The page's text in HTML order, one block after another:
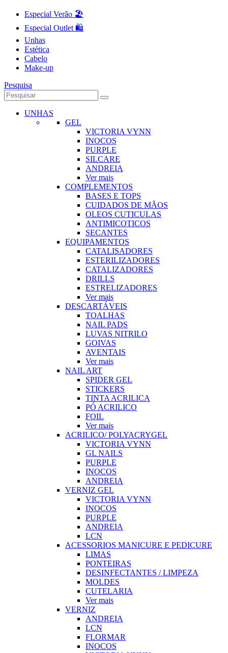
Especial Verão 🏖️
Especial Outlet 🛍️
Unhas
Estética
Cabelo
Make-up
Pesquisa
UNHAS
GEL
VICTORIA VYNN
INOCOS
PURPLE
SILCARE
ANDREIA
Ver mais
COMPLEMENTOS
BASES E TOPS
CUIDADOS DE MÃOS
OLEOS CUTICULAS
ANTIMICOTICOS
SECANTES
EQUIPAMENTOS
CATALISADORES
ESTERILIZADORES
CATALIZADORES
DRILLS
ESTRELIZADORES
Ver mais
DESCARTÁVEIS
TOALHAS
NAIL PADS
LUVAS NITRILO
GOIVAS
AVENTAIS
Ver mais
NAIL ART
SPIDER GEL
STICKERS
TINTA ACRILICA
PÓ ACRILICO
FOIL
Ver mais
ACRILICO/ POLYACRYGEL
VICTORIA VYNN
GL NAILS
PURPLE
INOCOS
ANDREIA
VERNIZ GEL
VICTORIA VYNN
INOCOS
PURPLE
ANDREIA
LCN
ACESSORIOS MANICURE E PEDICURE
LIMAS
PONTEIRAS
DESINFECTANTES / LIMPEZA
MOLDES
CUTELARIA
Ver mais
VERNIZ
ANDREIA
LCN
FLORMAR
INOCOS